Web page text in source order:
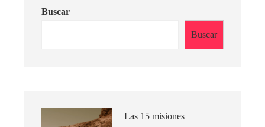
Buscar
Buscar
Las 15 misiones